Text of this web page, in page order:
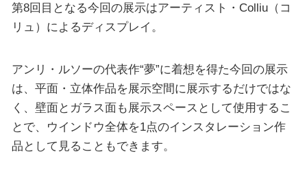
第8回目となる今回の展示はアーティスト・Colliu（コ
リュ）によるディスプレイ。
アンリ・ルソーの代表作“夢”に着想を得た今回の展示
は、平面・立体作品を展示空間に展示するだけではな
く、壁面とガラス面も展示スペースとして使用するこ
とで、ウインドウ全体を1点のインスタレーション作
品として見ることもできます。